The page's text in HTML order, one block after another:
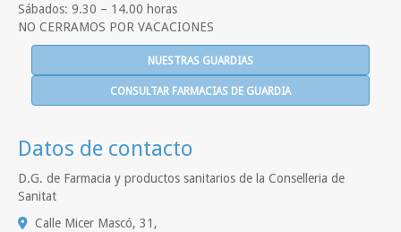
Sábados: 9.30 – 14.00 horas
NO CERRAMOS POR VACACIONES
NUESTRAS GUARDIAS
CONSULTAR FARMACIAS DE GUARDIA
Datos de contacto
D.G. de Farmacia y productos sanitarios de la Conselleria de
Sanitat
Calle Micer Mascó, 31,